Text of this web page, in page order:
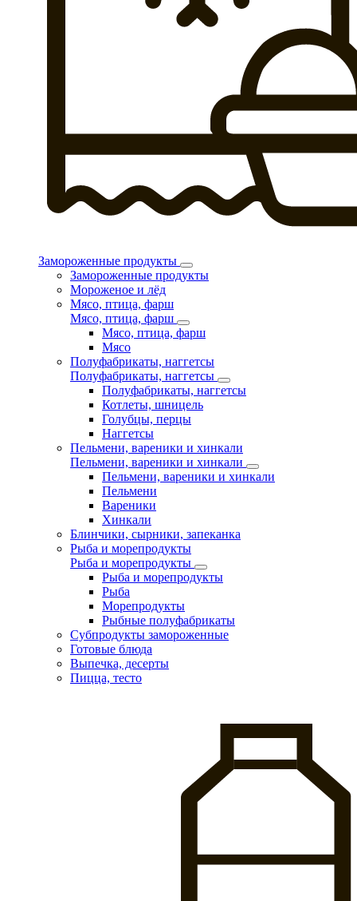
Замороженные продукты
Замороженные продукты
Мороженое и лёд
Мясо, птица, фарш
Мясо, птица, фарш
Мясо, птица, фарш
Мясо
Полуфабрикаты, наггетсы
Полуфабрикаты, наггетсы
Полуфабрикаты, наггетсы
Котлеты, шницель
Голубцы, перцы
Наггетсы
Пельмени, вареники и хинкали
Пельмени, вареники и хинкали
Пельмени, вареники и хинкали
Пельмени
Вареники
Хинкали
Блинчики, сырники, запеканка
Рыба и морепродукты
Рыба и морепродукты
Рыба и морепродукты
Рыба
Морепродукты
Рыбные полуфабрикаты
Субпродукты замороженные
Готовые блюда
Выпечка, десерты
Пицца, тесто